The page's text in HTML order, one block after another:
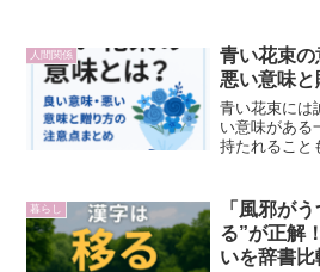
人間関係
青い花束の
悪い意味
青い花束には
い意味がある
持たれること
暮らし
「風邪が
る”が正解
いを辞書